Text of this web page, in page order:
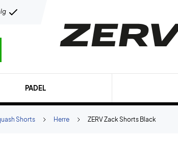
PADEL
ZERV Zack Shorts Black
Herre
Shorts